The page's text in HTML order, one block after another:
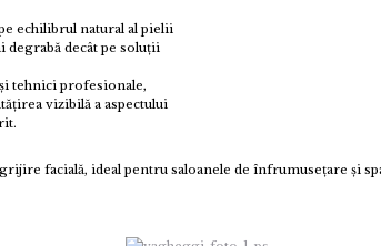
echilibrul natural al pielii
degrabă decât pe soluții
tehnici profesionale,
vizibilă a aspectului
facială, ideal pentru saloanele de înfrumusețare și